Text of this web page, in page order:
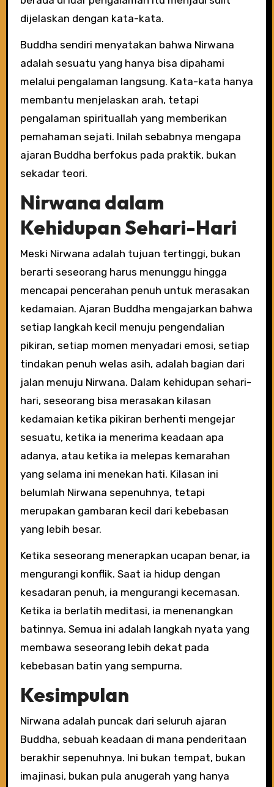
dijelaskan dengan kata-kata.
Buddha sendiri menyatakan bahwa Nirwana
adalah sesuatu yang hanya bisa dipahami
melalui pengalaman langsung. Kata-kata hanya
membantu menjelaskan arah, tetapi
pengalaman spirituallah yang memberikan
pemahaman sejati. Inilah sebabnya mengapa
ajaran Buddha berfokus pada praktik, bukan
sekadar teori.
Nirwana dalam
Kehidupan Sehari-Hari
Meski Nirwana adalah tujuan tertinggi, bukan
berarti seseorang harus menunggu hingga
mencapai pencerahan penuh untuk merasakan
kedamaian. Ajaran Buddha mengajarkan bahwa
setiap langkah kecil menuju pengendalian
pikiran, setiap momen menyadari emosi, setiap
tindakan penuh welas asih, adalah bagian dari
jalan menuju Nirwana. Dalam kehidupan sehari-
hari, seseorang bisa merasakan kilasan
kedamaian ketika pikiran berhenti mengejar
sesuatu, ketika ia menerima keadaan apa
adanya, atau ketika ia melepas kemarahan
yang selama ini menekan hati. Kilasan ini
belumlah Nirwana sepenuhnya, tetapi
merupakan gambaran kecil dari kebebasan
yang lebih besar.
Ketika seseorang menerapkan ucapan benar, ia
mengurangi konflik. Saat ia hidup dengan
kesadaran penuh, ia mengurangi kecemasan.
Ketika ia berlatih meditasi, ia menenangkan
batinnya. Semua ini adalah langkah nyata yang
membawa seseorang lebih dekat pada
kebebasan batin yang sempurna.
Kesimpulan
Nirwana adalah puncak dari seluruh ajaran
Buddha, sebuah keadaan di mana penderitaan
berakhir sepenuhnya. Ini bukan tempat, bukan
imajinasi, bukan pula anugerah yang hanya